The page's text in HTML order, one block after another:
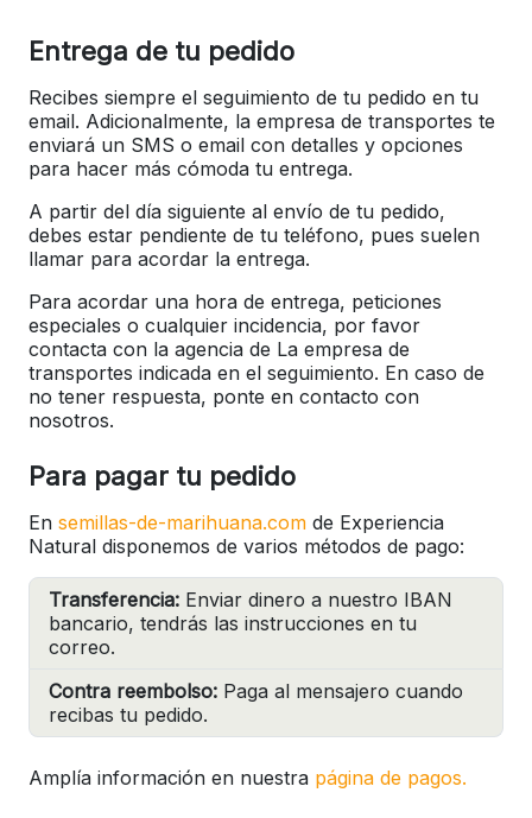
Entrega de tu pedido
Recibes siempre el seguimiento de tu pedido en tu
email. Adicionalmente, la empresa de transportes te
enviará un SMS o email con detalles y opciones
para hacer más cómoda tu entrega.
A partir del día siguiente al envío de tu pedido,
debes estar pendiente de tu teléfono, pues suelen
llamar para acordar la entrega.
Para acordar una hora de entrega, peticiones
especiales o cualquier incidencia, por favor
contacta con la agencia de La empresa de
transportes indicada en el seguimiento. En caso de
no tener respuesta, ponte en contacto con
nosotros.
Para pagar tu pedido
En semillas-de-marihuana.com de Experiencia
Natural disponemos de varios métodos de pago:
Transferencia: Enviar dinero a nuestro IBAN
bancario, tendrás las instrucciones en tu
correo.
Contra reembolso: Paga al mensajero cuando
recibas tu pedido.
Amplía información en nuestra página de pagos.